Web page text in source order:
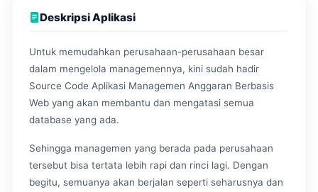
Deskripsi Aplikasi
Untuk memudahkan perusahaan-perusahaan besar
dalam mengelola managemennya, kini sudah hadir
Source Code Aplikasi Managemen Anggaran Berbasis
Web yang akan membantu dan mengatasi semua
database yang ada.
Sehingga managemen yang berada pada perusahaan
tersebut bisa tertata lebih rapi dan rinci lagi. Dengan
begitu, semuanya akan berjalan seperti seharusnya dan